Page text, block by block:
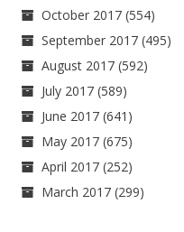
October 2017 (554)
September 2017 (495)
August 2017 (592)
July 2017 (589)
June 2017 (641)
May 2017 (675)
April 2017 (252)
March 2017 (299)